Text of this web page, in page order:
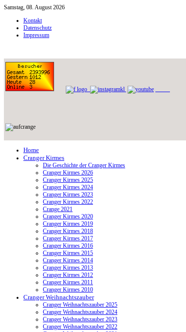
Samstag, 08. August 2026
Kontakt
Datenschutz
Impressum
Home
Cranger Kirmes
Die Geschichte der Cranger Kirmes
Cranger Kirmes 2026
Cranger Kirmes 2025
Cranger Kirmes 2024
Cranger Kirmes 2023
Cranger Kirmes 2022
Crange 2021
Cranger Kirmes 2020
Cranger Kirmes 2019
Cranger Kirmes 2018
Cranger Kirmes 2017
Cranger Kirmes 2016
Cranger Kirmes 2015
Cranger Kirmes 2014
Cranger Kirmes 2013
Cranger Kirmes 2012
Cranger Kirmes 2011
Cranger Kirmes 2010
Cranger Weihnachtszauber
Cranger Weihnachtszauber 2025
Cranger Weihnachtszauber 2024
Cranger Weihnachtszauber 2023
Cranger Weihnachtszauber 2022